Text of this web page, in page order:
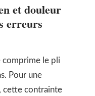
et douleur
erreurs
comprime le pli
Pour une
cette contrainte